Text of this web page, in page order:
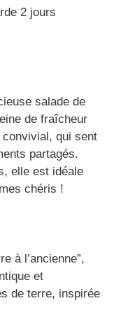
2 jours
salade de
de fraîcheur
convivial, qui sent
partagés.
elle est idéale
chéris !
à l’ancienne”,
et
de terre, inspirée